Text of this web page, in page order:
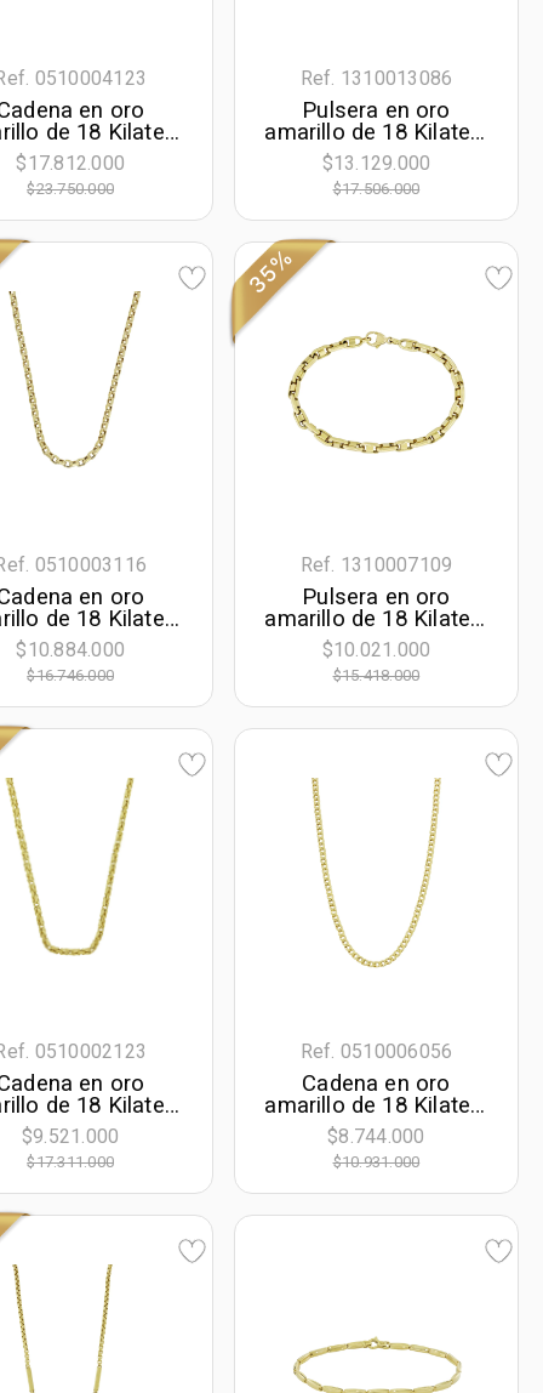
0510004123
en oro
de 18 Kilates,
cm. de largo, 3.50
mm. de ancho
$17.812.000
$23.750.000
Ref. 1310013086
Pulsera en oro
amarillo de 18 Kilates,
19 cm. de largo, 4.50
mm. de ancho
$13.129.000
$17.506.000
0510003116
en oro
de 18 Kilates,
50 cm. de largo,
4 mm. de ancho
$10.884.000
$16.746.000
35%
Ref. 1310007109
Pulsera en oro
amarillo de 18 Kilates,
21 cm. de largo, 5
mm. de ancho
$10.021.000
$15.418.000
0510002123
en oro
de 18 Kilates,
50 cm. de
2.50 mm. de
ancho
$9.521.000
$17.311.000
Ref. 0510006056
Cadena en oro
amarillo de 18 Kilates,
Grumette, 60 cm. de
largo, 2.50 mm. de
ancho
$8.744.000
$10.931.000